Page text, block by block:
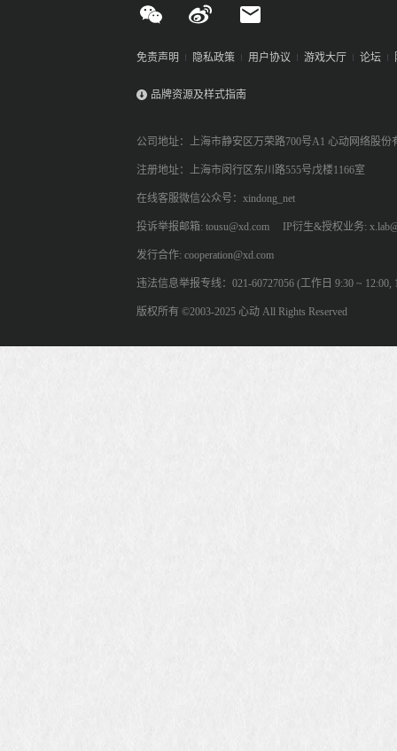
免责声明 隐私政策 用户协议 游戏大厅 论坛
品牌资源及样式指南
公司地址：上海市静安区万荣路700号A1 心动网络股份
注册地址：上海市闵行区东川路555号戊楼1166室
在线客服微信公众号：xindong_net
投诉举报邮箱: tousu@xd.com IP衍生&授权业务:
发行合作: cooperation@xd.com
违法信息举报专线：021-60727056 (工作日 9:30 ~ 12:00,
版权所有 ©2003-2025 心动 All Rights Reserved